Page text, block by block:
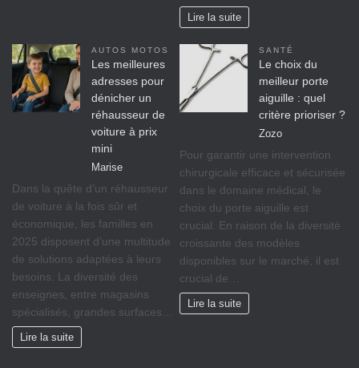
Lire la suite
AUTOS MOTOS
Les meilleures
adresses pour
dénicher un
réhausseur de
voiture à prix
mini
Marise
Dans la quête d’un réhausseur
de voiture à la fois sûr et
économique, les familles en
2025 disposent d’une multitude
de solutions adaptées à leurs
besoins. La diversité des
enseignes, entre magasins
spécialisés, grandes surfaces…
Lire la suite
SANTÉ
Le choix du
meilleur porte
aiguille : quel
critère prioriser ?
Zozo
Pour garantir une intervention
chirurgicale efficace et sécurisée
dans le domaine médical, le
choix du porte aiguille est
crucial. En raison de la diversité
croissante des modèles
disponibles sur le marché, il est
crucial de…
Lire la suite